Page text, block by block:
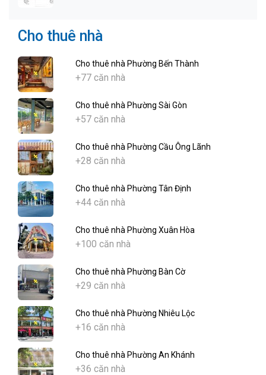
Cho thuê nhà
Cho thuê nhà Phường Bến Thành
+77 căn nhà
Cho thuê nhà Phường Sài Gòn
+57 căn nhà
Cho thuê nhà Phường Cầu Ông Lãnh
+28 căn nhà
Cho thuê nhà Phường Tân Định
+44 căn nhà
Cho thuê nhà Phường Xuân Hòa
+100 căn nhà
Cho thuê nhà Phường Bàn Cờ
+29 căn nhà
Cho thuê nhà Phường Nhiêu Lộc
+16 căn nhà
Cho thuê nhà Phường An Khánh
+36 căn nhà